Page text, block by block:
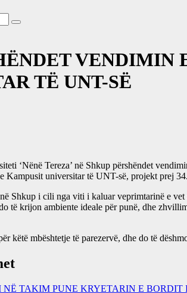
VENDIMIN
TË UNT-SË
‘Nënë Tereza’ në Shkup përshëndet
Kampusit universitar të UNT-së, projekt prej
Shkup i cili nga viti i kaluar veprimtarinë e
të krijon ambiente ideale për punë, dhe
këtë mbështetje të parezervë, dhe do të
NË TAKIM PUNE KRYETARIN E